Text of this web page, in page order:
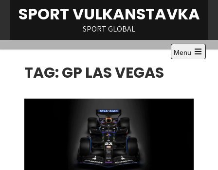
SPORT VULKANSTAVKA
SPORT GLOBAL
Menu
Open
TAG:GP LAS VEGAS